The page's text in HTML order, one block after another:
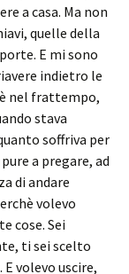
a casa. Ma non
quelle della
E mi sono
indietro le
nel frattempo,
stava
soffriva per
a pregare, ad
di andare
volevo
cose. Sei
ti sei scelto
volevo uscire,